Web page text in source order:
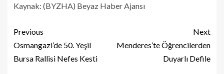
Kaynak: (BYZHA) Beyaz Haber Ajansı
Previous
Osmangazi’de 50. Yeşil
Bursa Rallisi Nefes Kesti
Next
Menderes’te Öğrencilerden
Duyarlı Defile